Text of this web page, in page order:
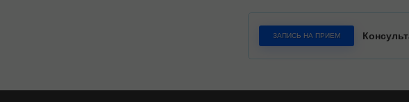
ЗАПИСЬ НА ПРИЕМ